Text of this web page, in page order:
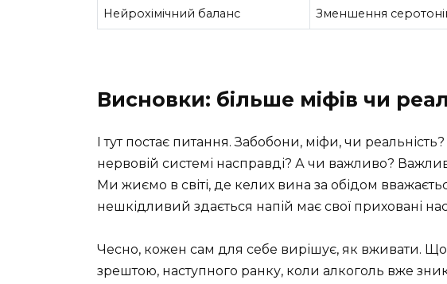
Нейрохімічний баланс Зменшення
Висновки: більше міфів чи
І тут постає питання. Забобони, міфи, чи
нервовій системі насправді? А чи важливо?
Ми жиємо в світі, де келих вина за обідом
нешкідливий здається напій має свої приховані
Чесно, кожен сам для себе вирішує, як вживати.
зрештою, наступного ранку, коли алкоголь вже